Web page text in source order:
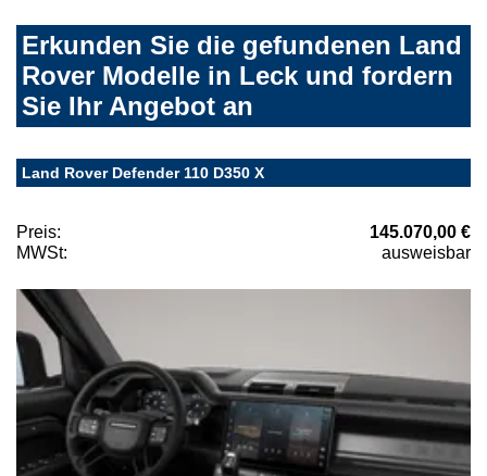
Erkunden Sie die gefundenen Land
Rover Modelle in Leck und fordern
Sie Ihr Angebot an
Land Rover Defender 110 D350 X
Preis:
145.070,00 €
MWSt:
ausweisbar